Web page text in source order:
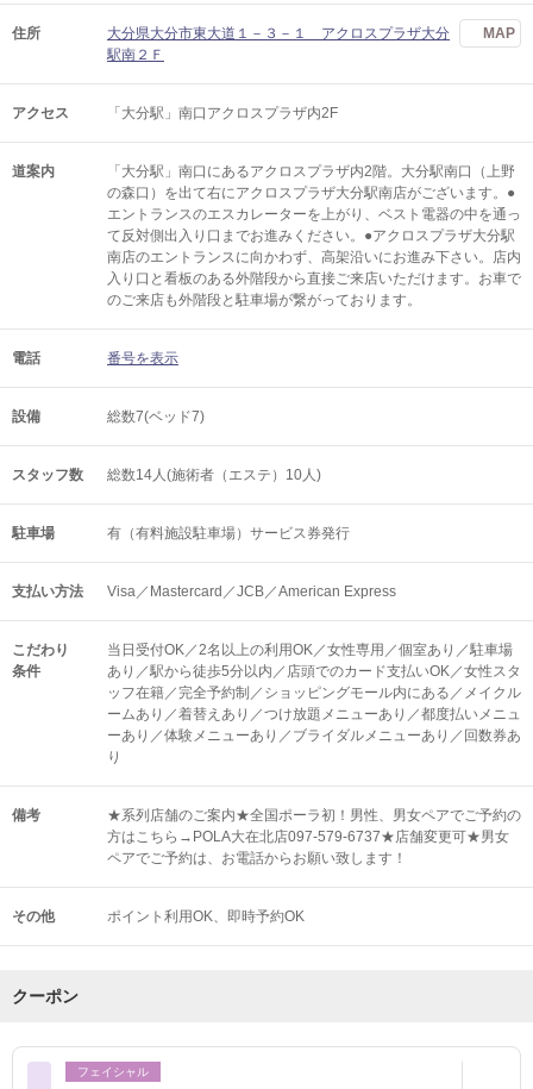
住所
大分県大分市東大道１－３－１ アクロスプラザ大分
駅南２Ｆ
MAP
アクセス 「大分駅」南口アクロスプラザ内2F
道案内
「大分駅」南口にあるアクロスプラザ内2階。大分駅南口（上野
の森口）を出て右にアクロスプラザ大分駅南店がございます。●
エントランスのエスカレーターを上がり、ベスト電器の中を通っ
て反対側出入り口までお進みください。●アクロスプラザ大分駅
南店のエントランスに向かわず、高架沿いにお進み下さい。店内
入り口と看板のある外階段から直接ご来店いただけます。お車で
のご来店も外階段と駐車場が繋がっております。
電話 番号を表示
設備 総数7(ベッド7)
スタッフ数 総数14人(施術者（エステ）10人)
駐車場 有（有料施設駐車場）サービス券発行
支払い方法 Visa／Mastercard／JCB／American Express
こだわり
条件
当日受付OK／2名以上の利用OK／女性専用／個室あり／駐車場
あり／駅から徒歩5分以内／店頭でのカード支払いOK／女性スタ
ッフ在籍／完全予約制／ショッピングモール内にある／メイクル
ームあり／着替えあり／つけ放題メニューあり／都度払いメニュ
ーあり／体験メニューあり／ブライダルメニューあり／回数券あ
り
備考
★系列店舗のご案内★全国ポーラ初！男性、男女ペアでご予約の
方はこちら→POLA大在北店097-579-6737★店舗変更可★男女
ペアでご予約は、お電話からお願い致します！
その他 ポイント利用OK 即時予約OK
クーポン
フェイシャル